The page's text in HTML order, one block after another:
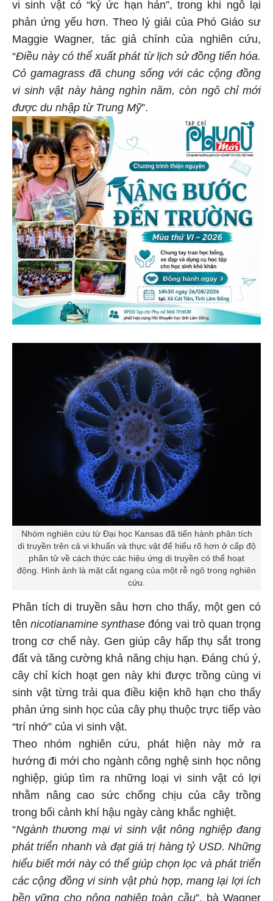
vi sinh vật có “ký ức hạn hán”, trong khi ngô lại
phản ứng yếu hơn. Theo lý giải của Phó Giáo sư
Maggie Wagner, tác giả chính của nghiên cứu,
“Điều này có thể xuất phát từ lịch sử đồng tiến hóa.
Cỏ gamagrass đã chung sống với các cộng đồng
vi sinh vật này hàng nghìn năm, còn ngô chỉ mới
được du nhập từ Trung Mỹ”.
Nhóm nghiên cứu từ Đại học Kansas đã tiến hành phân tích
di truyền trên cả vi khuẩn và thực vật để hiểu rõ hơn ở cấp độ
phân tử về cách thức các hiệu ứng di truyền có thể hoạt
động. Hình ảnh là mặt cắt ngang của một rễ ngô trong nghiên
cứu.
Phân tích di truyền sâu hơn cho thấy, một gen có
tên nicotianamine synthase đóng vai trò quan trọng
trong cơ chế này. Gen giúp cây hấp thụ sắt trong
đất và tăng cường khả năng chịu hạn. Đáng chú ý,
cây chỉ kích hoạt gen này khi được trồng cùng vi
sinh vật từng trải qua điều kiện khô hạn cho thấy
phản ứng sinh học của cây phụ thuộc trực tiếp vào
“trí nhớ” của vi sinh vật.
Theo nhóm nghiên cứu, phát hiện này mở ra
hướng đi mới cho ngành công nghệ sinh học nông
nghiệp, giúp tìm ra những loại vi sinh vật có lợi
nhằm nâng cao sức chống chịu của cây trồng
trong bối cảnh khí hậu ngày càng khắc nghiệt.
“Ngành thương mại vi sinh vật nông nghiệp đang
phát triển nhanh và đạt giá trị hàng tỷ USD. Những
hiểu biết mới này có thể giúp chọn lọc và phát triển
các cộng đồng vi sinh vật phù hợp, mang lại lợi ích